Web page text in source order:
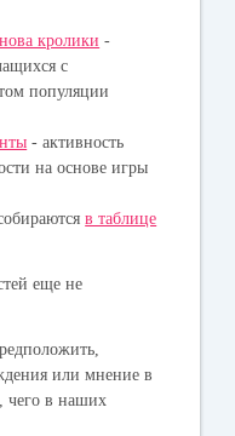
кролики -
с
популяции
- активность
на основе игры
в таблице
еще не
или мнение в
чего в наших